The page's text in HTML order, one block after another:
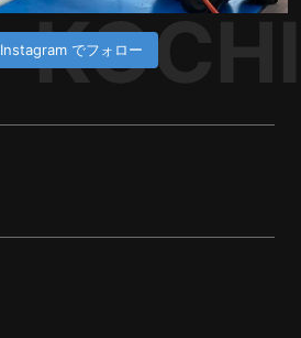
KOCHI
Instagram でフォロー